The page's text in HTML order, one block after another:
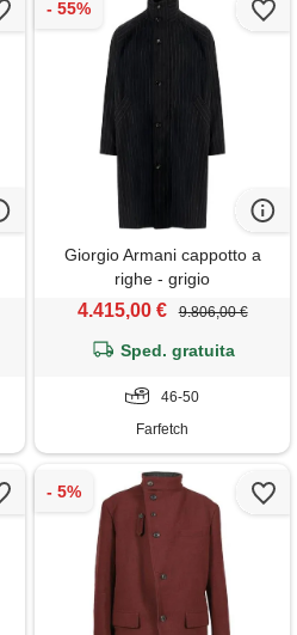
Giorgio Armani cappotto a
righe - grigio
4.415,00 € 9.806,00 €
Sped. gratuita
46-50
Farfetch